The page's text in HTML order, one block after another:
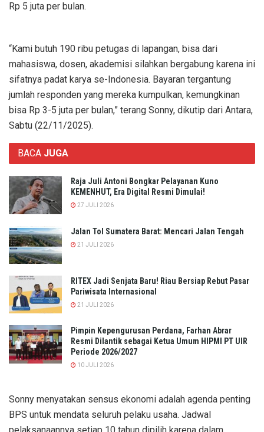
Rp 5 juta per bulan.
“Kami butuh 190 ribu petugas di lapangan, bisa dari
mahasiswa, dosen, akademisi silahkan bergabung karena ini
sifatnya padat karya se-Indonesia. Bayaran tergantung
jumlah responden yang mereka kumpulkan, kemungkinan
bisa Rp 3-5 juta per bulan,” terang Sonny, dikutip dari Antara,
Sabtu (22/11/2025).
BACA JUGA
Raja Juli Antoni Bongkar Pelayanan Kuno
KEMENHUT, Era Digital Resmi Dimulai!
27 JULI 2026
Jalan Tol Sumatera Barat: Mencari Jalan Tengah
21 JULI 2026
RITEX Jadi Senjata Baru! Riau Bersiap Rebut Pasar
Pariwisata Internasional
21 JULI 2026
Pimpin Kepengurusan Perdana, Farhan Abrar
Resmi Dilantik sebagai Ketua Umum HIPMI PT UIR
Periode 2026/2027
10 JULI 2026
Sonny menyatakan sensus ekonomi adalah agenda penting
BPS untuk mendata seluruh pelaku usaha. Jadwal